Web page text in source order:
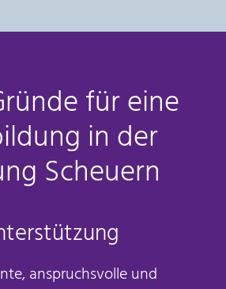
für eine
in der
Scheuern
anspruchsvolle und